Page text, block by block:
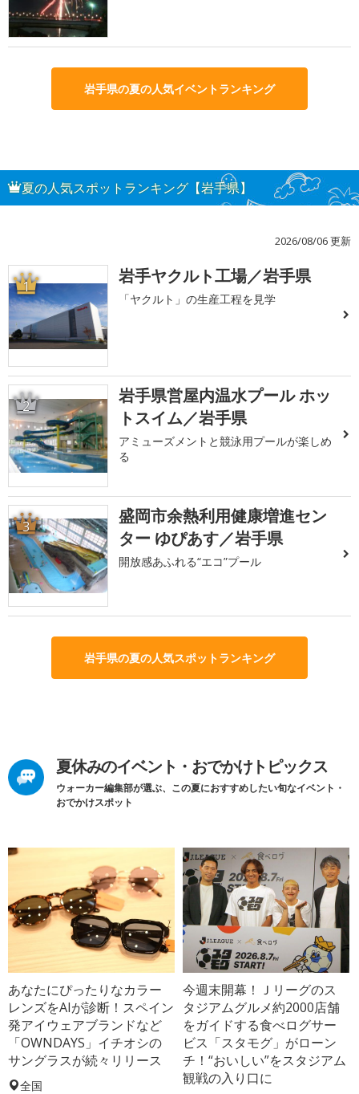
岩手県の夏の人気イベントランキング
夏の人気スポットランキング【岩手県】
2026/08/06 更新
1 岩手ヤクルト工場／岩手県
「ヤクルト」の生産工程を見学
2
岩手県営屋内温水プール ホッ
トスイム／岩手県
アミューズメントと競泳用プールが楽しめ
る
3
盛岡市余熱利用健康増進セン
ター ゆぴあす／岩手県
開放感あふれる“エコ”プール
岩手県の夏の人気スポットランキング
夏休みのイベント・おでかけトピックス
ウォーカー編集部が選ぶ、この夏におすすめしたい旬なイベント・
おでかけスポット
あなたにぴったりなカラー
レンズをAIが診断！スペイン
発アイウェアブランドなど
「OWNDAYS」イチオシの
サングラスが続々リリース
全国
今週末開幕！Ｊリーグのス
タジアムグルメ約2000店舗
をガイドする食べログサー
ビス「スタモグ」がローン
チ！“おいしい”をスタジアム
観戦の入り口に